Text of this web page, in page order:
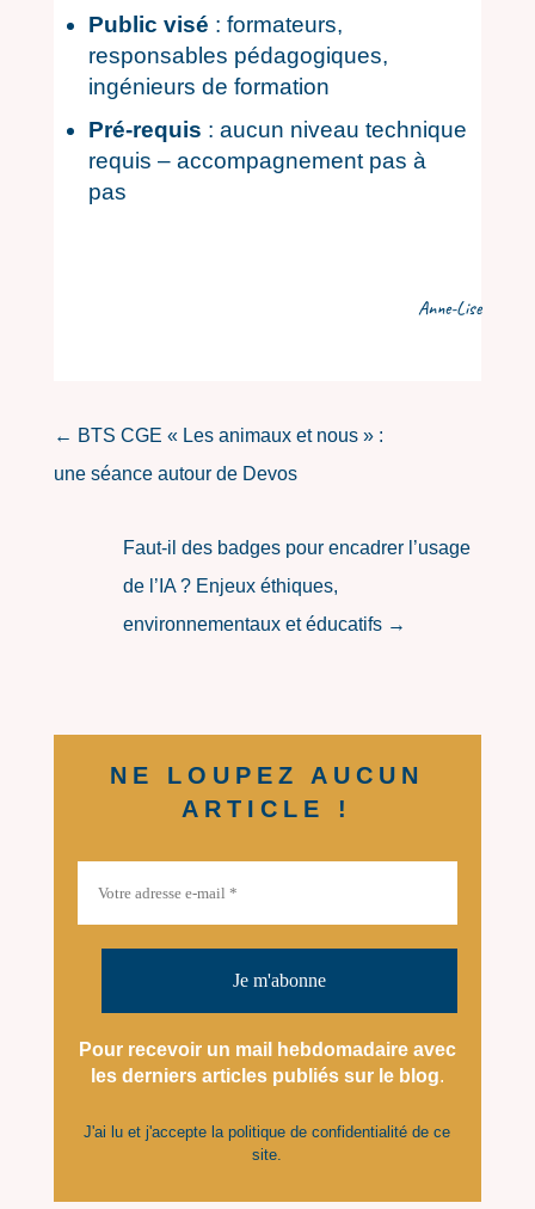
Public visé : formateurs,
responsables pédagogiques,
ingénieurs de formation
Pré-requis : aucun niveau technique
requis – accompagnement pas à
pas
Anne-Lise
← BTS CGE « Les animaux et nous » :
une séance autour de Devos
Faut-il des badges pour encadrer l’usage
de l’IA ? Enjeux éthiques,
environnementaux et éducatifs →
NE LOUPEZ AUCUN
ARTICLE !
Pour recevoir un mail hebdomadaire avec
les derniers articles publiés sur le blog.
J'ai lu et j'accepte lapolitique de confidentialité de ce
site.